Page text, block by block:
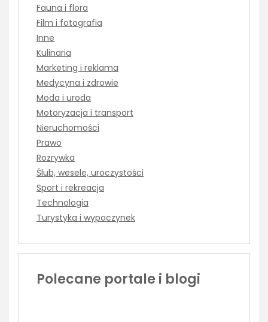
Fauna i flora
Film i fotografia
Inne
Kulinaria
Marketing i reklama
Medycyna i zdrowie
Moda i uroda
Motoryzacja i transport
Nieruchomości
Prawo
Rozrywka
Ślub, wesele, uroczystości
Sport i rekreacja
Technologia
Turystyka i wypoczynek
Polecane portale i blogi